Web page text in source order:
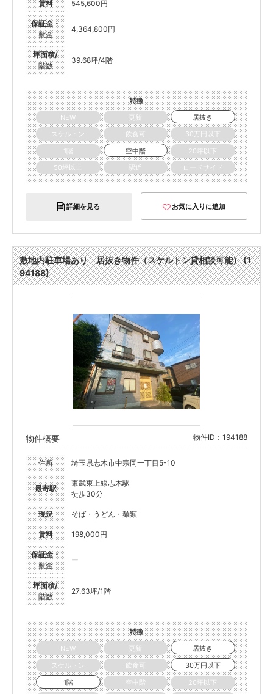
賃料 545,600円
保証金・
敷金
4,364,800円
坪面積/
階数
39.68坪/4階
特徴
NEW
更新
居抜き
スケルトン
飲食可
30万円以下
1階
空中階
20坪以下
50坪以上
駅近 ロードサイド
詳細を見る お気に入りに追加
敷地内駐車場あり 居抜き物件（スケルトン貸相談可能） (1
94188)
物件概要 物件ID：194188
住所 埼玉県志木市中宗岡一丁目5-10
最寄駅
東武東上線志木駅
徒歩30分
現況 そば・うどん・麺類
賃料 198,000円
保証金・
敷金
ー
坪面積/
階数
27.63坪/1階
特徴
NEW
更新
居抜き
スケルトン
飲食可
30万円以下
1階
空中階
20坪以下